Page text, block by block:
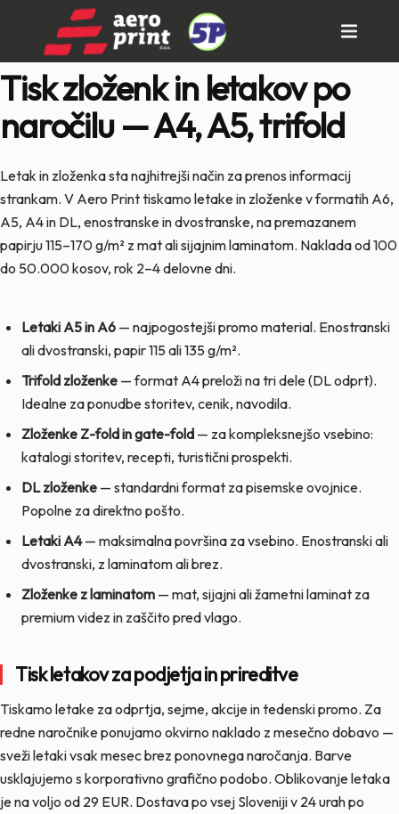
Tisk zloženk in letakov po
naročilu — A4, A5, trifold
Letak in zloženka sta najhitrejši način za prenos informacij
strankam. V Aero Print tiskamo letake in zloženke v formatih A6,
A5, A4 in DL, enostranske in dvostranske, na premazanem
papirju 115–170 g/m² z mat ali sijajnim laminatom. Naklada od 100
do 50.000 kosov, rok 2–4 delovne dni.
Letaki A5 in A6 — najpogostejši promo material. Enostranski
ali dvostranski, papir 115 ali 135 g/m².
Trifold zloženke — format A4 preloži na tri dele (DL odprt).
Idealne za ponudbe storitev, cenik, navodila.
Zloženke Z-fold in gate-fold — za kompleksnejšo vsebino:
katalogi storitev, recepti, turistični prospekti.
DL zloženke — standardni format za pisemske ovojnice.
Popolne za direktno pošto.
Letaki A4— maksimalna površina za vsebino. Enostranski ali
dvostranski, z laminatom ali brez.
Zloženke z laminatom — mat, sijajni ali žametni laminat za
premium videz in zaščito pred vlago.
Tisk letakov za podjetja in prireditve
Tiskamo letake za odprtja, sejme, akcije in tedenski promo. Za
redne naročnike ponujamo okvirno naklado z mesečno dobavo —
sveži letaki vsak mesec brez ponovnega naročanja. Barve
usklajujemo s korporativno grafično podobo. Oblikovanje letaka
je na voljo od 29 EUR. Dostava po vsej Sloveniji v 24 urah po